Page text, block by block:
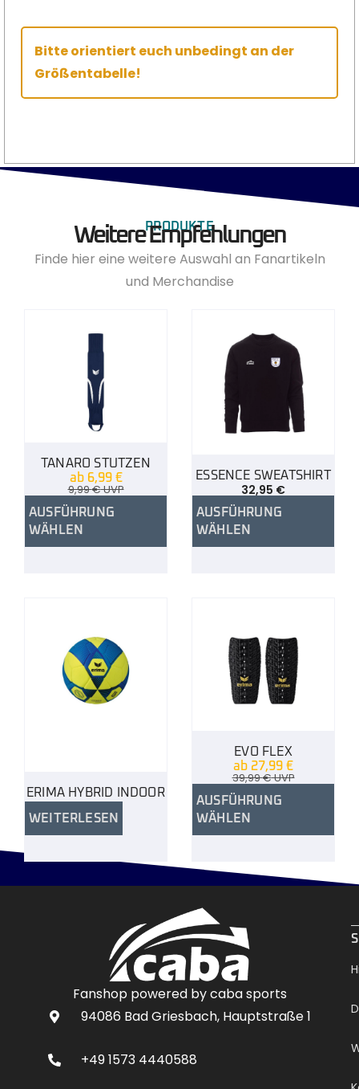
Bitte orientiert euch unbedingt an der
Größentabelle!
PRODUKTE
Weitere Empfehlungen
Finde hier eine weitere Auswahl an Fanartikeln
und Merchandise
TANARO STUTZEN
ab 6,99 €
9,99€UVP
AUSFÜHRUNG
WÄHLEN
ESSENCE SWEATSHIRT
32,95 €
AUSFÜHRUNG
WÄHLEN
ERIMA HYBRID INDOOR
WEITERLESEN
EVO FLEX
ab 27,99 €
39,99€UVP
AUSFÜHRUNG
WÄHLEN
Fanshop powered by caba sports
94086 Bad Griesbach, Hauptstraße 1
+49 1573 4440588